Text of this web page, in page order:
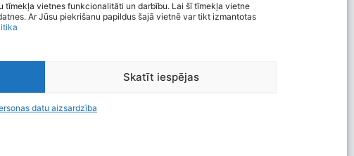
vietnes funkcionalitāti un darbību. Lai šī tīmekļa vietne
Ar Jūsu piekrišanu papildus šajā vietnē var tikt izmantotas
Skatīt iespējas
datu aizsardzība
Viegli lasīt